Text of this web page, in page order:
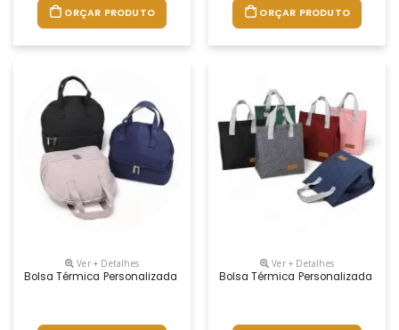
ORÇAR PRODUTO ORÇAR PRODUTO
Ver + Detalhes
Bolsa Térmica Personalizada
Ver + Detalhes
Bolsa Térmica Personalizada